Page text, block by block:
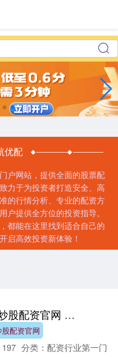
优配
户网站，提供全面的股票配
力于为投资者打造安全、高
的行情分析、专业的配资方
户提供全方位的投资指导。
都能在这里找到适合自己的
启高效投资新体验！
正规炒股配资官网 报道：日美两国正安排日本首相与美国总统举行会晤
配资官网
197 分类：配资行业第一门